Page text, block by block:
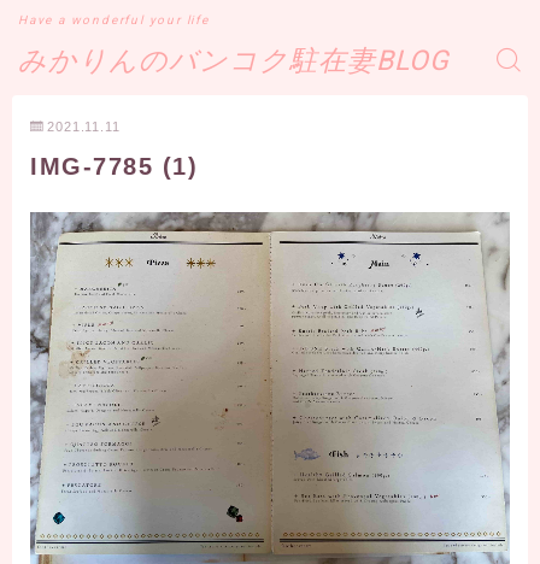
みかりんのバンコク駐在妻BLOG
Have a wonderful your life
2021.11.11
IMG-7785 (1)